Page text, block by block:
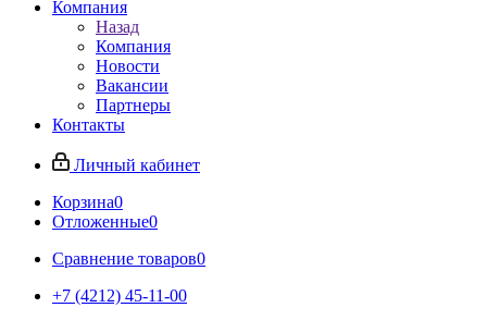
Компания
Назад
Компания
Новости
Вакансии
Партнеры
Контакты
Личный кабинет
Корзина0
Отложенные0
Сравнение товаров0
+7 (4212) 45-11-00